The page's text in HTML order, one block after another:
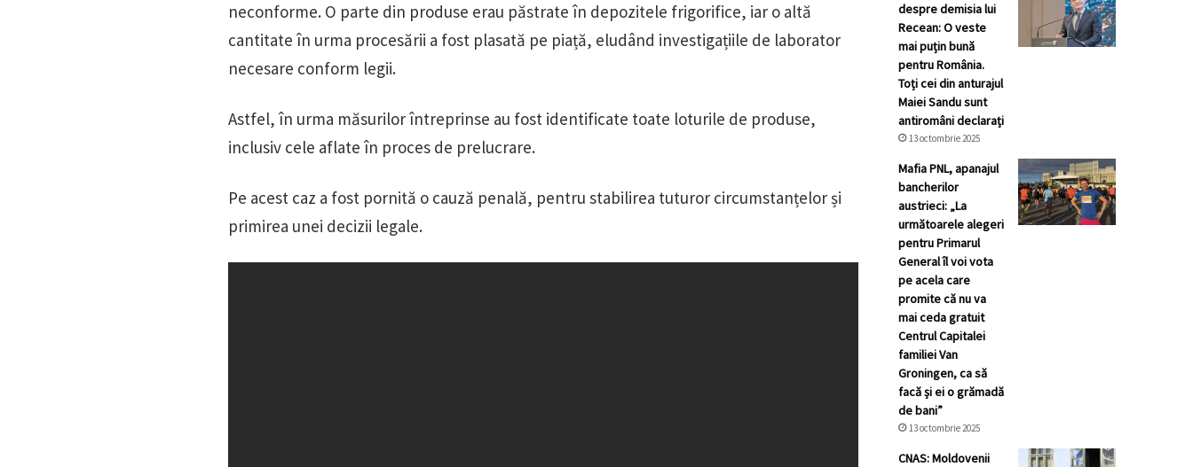
neconforme. O parte din produse erau păstrate în depozitele frigorifice, iar o altă
cantitate în urma procesării a fost plasată pe piață, eludând investigațiile de laborator
necesare conform legii.
Astfel, în urma măsurilor întreprinse au fost identificate toate loturile de produse,
inclusiv cele aflate în proces de prelucrare.
Pe acest caz a fost pornită o cauză penală, pentru stabilirea tuturor circumstanțelor și
primirea unei decizii legale.
despre demisia lui
Recean: O veste
mai puțin bună
pentru România.
Toți cei din anturajul
Maiei Sandu sunt
antiromâni declarați
13 octombrie 2025
Mafia PNL, apanajul
bancherilor
austrieci: „La
următoarele alegeri
pentru Primarul
General îl voi vota
pe acela care
promite că nu va
mai ceda gratuit
Centrul Capitalei
familiei Van
Groningen, ca să
facă și ei o grămadă
de bani”
13 octombrie 2025
CNAS: Moldovenii